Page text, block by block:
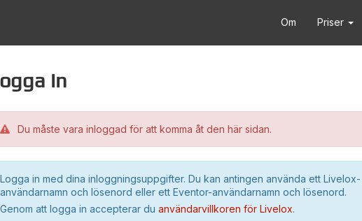
Om Priser
in
Du måste vara inloggad för att komma åt den här sidan.
Logga in med dina inloggningsuppgifter. Du kan antingen använda ett Livelox-
användarnamn och lösenord eller ett Eventor-användarnamn och lösenord.
Genom att logga in accepterar du användarvillkoren för Livelox.